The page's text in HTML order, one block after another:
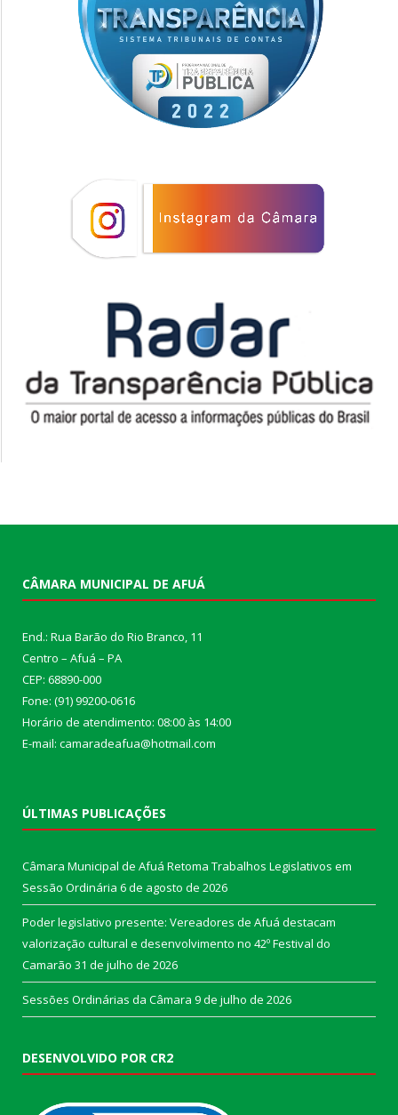
CÂMARA MUNICIPAL DE AFUÁ
End.: Rua Barão do Rio Branco, 11
Centro – Afuá – PA
CEP: 68890-000
Fone: (91) 99200-0616
Horário de atendimento: 08:00 às 14:00
E-mail: camaradeafua@hotmail.com
ÚLTIMAS PUBLICAÇÕES
Câmara Municipal de Afuá Retoma Trabalhos Legislativos em
Sessão Ordinária 6 de agosto de 2026
Poder legislativo presente: Vereadores de Afuá destacam
valorização cultural e desenvolvimento no 42º Festival do
Camarão 31 de julho de 2026
Sessões Ordinárias da Câmara 9 de julho de 2026
DESENVOLVIDO POR CR2